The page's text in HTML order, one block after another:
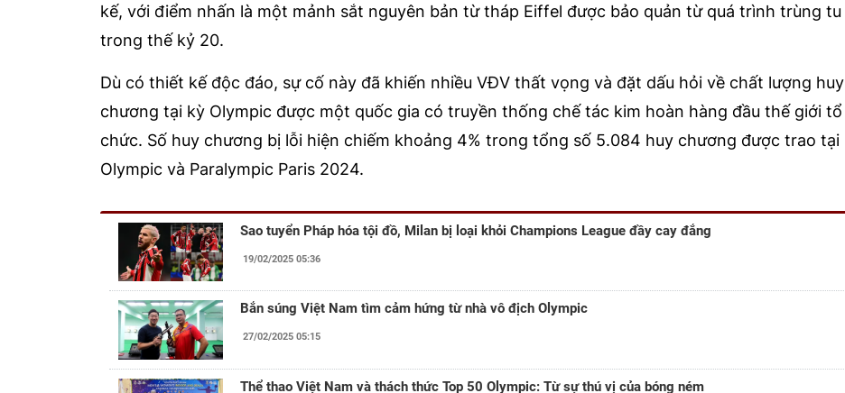
kế, với điểm nhấn là một mảnh sắt nguyên bản từ tháp Eiffel được bảo quản từ quá trình trùng tu
trong thế kỷ 20.
Dù có thiết kế độc đáo, sự cố này đã khiến nhiều VĐV thất vọng và đặt dấu hỏi về chất lượng huy
chương tại kỳ Olympic được một quốc gia có truyền thống chế tác kim hoàn hàng đầu thế giới tổ
chức. Số huy chương bị lỗi hiện chiếm khoảng 4% trong tổng số 5.084 huy chương được trao tại
Olympic và Paralympic Paris 2024.
Sao tuyển Pháp hóa tội đồ, Milan bị loại khỏi Champions League đầy cay đắng
19/02/2025 05:36
Bắn súng Việt Nam tìm cảm hứng từ nhà vô địch Olympic
27/02/2025 05:15
Thể thao Việt Nam và thách thức Top 50 Olympic: Từ sự thú vị của bóng ném